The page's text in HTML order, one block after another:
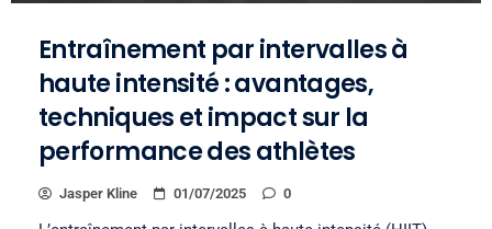
Entraînement par intervalles à
haute intensité : avantages,
techniques et impact sur la
performance des athlètes
Jasper Kline 01/07/2025 0